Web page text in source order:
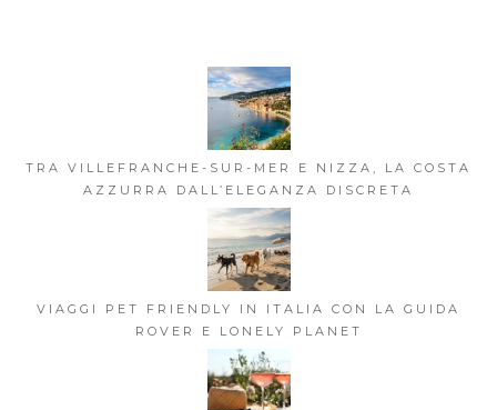
TRA VILLEFRANCHE-SUR-MER E NIZZA, LA COSTA
AZZURRA DALL’ELEGANZA DISCRETA
VIAGGI PET FRIENDLY IN ITALIA CON LA GUIDA
ROVER E LONELY PLANET